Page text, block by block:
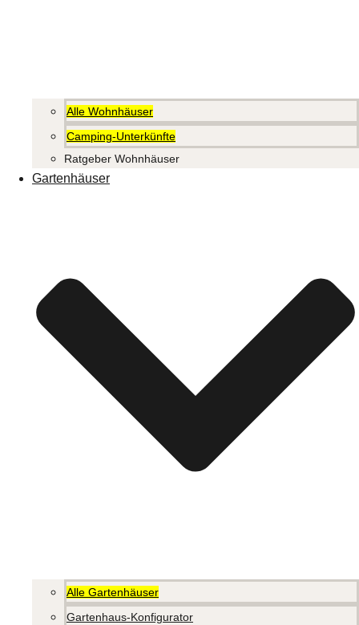
Alle Wohnhäuser
Camping-Unterkünfte
Ratgeber Wohnhäuser
Gartenhäuser
Alle Gartenhäuser
Gartenhaus-Konfigurator